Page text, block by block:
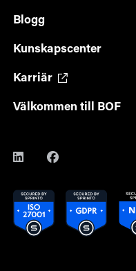
Blogg
Kunskapscenter
Karriär
Välkommen till BOF